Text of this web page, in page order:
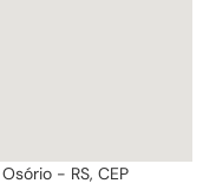
- RS, CEP